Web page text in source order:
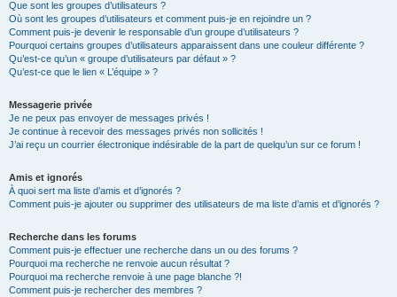
Que sont les groupes d’utilisateurs ?
Où sont les groupes d’utilisateurs et comment puis-je en rejoindre un ?
Comment puis-je devenir le responsable d’un groupe d’utilisateurs ?
Pourquoi certains groupes d’utilisateurs apparaissent dans une couleur différente ?
Qu’est-ce qu’un « groupe d’utilisateurs par défaut » ?
Qu’est-ce que le lien « L’équipe » ?
Messagerie privée
Je ne peux pas envoyer de messages privés !
Je continue à recevoir des messages privés non sollicités !
J’ai reçu un courrier électronique indésirable de la part de quelqu’un sur ce forum !
Amis et ignorés
À quoi sert ma liste d’amis et d’ignorés ?
Comment puis-je ajouter ou supprimer des utilisateurs de ma liste d’amis et d’ignorés ?
Recherche dans les forums
Comment puis-je effectuer une recherche dans un ou des forums ?
Pourquoi ma recherche ne renvoie aucun résultat ?
Pourquoi ma recherche renvoie à une page blanche ?!
Comment puis-je rechercher des membres ?